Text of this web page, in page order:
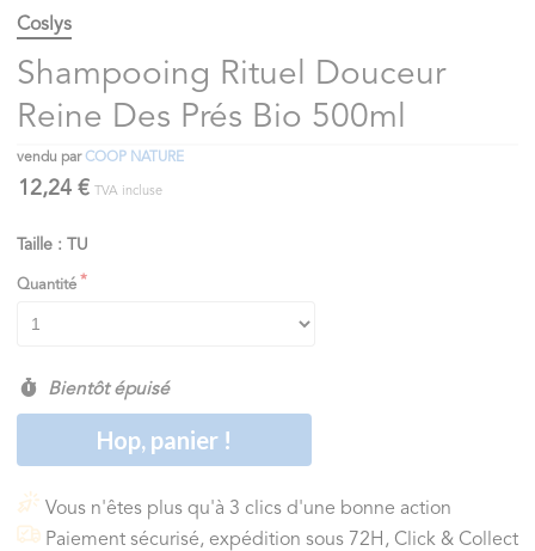
Coslys
Shampooing Rituel Douceur
Reine Des Prés Bio 500ml
vendu parCOOP NATURE
12,24 € TVA incluse
Taille : TU
Quantité
Bientôt épuisé
Hop, panier !
Vous n'êtes plus qu'à 3 clics d'une bonne action
Paiement sécurisé, expédition sous 72H, Click & Collect